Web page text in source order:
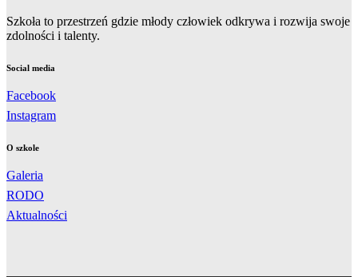
Szkoła to przestrzeń gdzie młody człowiek odkrywa i rozwija swoje
zdolności i talenty.
Social media
Facebook
Instagram
O szkole
Galeria
RODO
Aktualności